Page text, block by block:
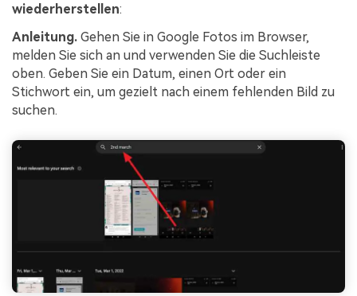
wiederherstellen:
Anleitung. Gehen Sie in Google Fotos im Browser,
melden Sie sich an und verwenden Sie die Suchleiste
oben. Geben Sie ein Datum, einen Ort oder ein
Stichwort ein, um gezielt nach einem fehlenden Bild zu
suchen.